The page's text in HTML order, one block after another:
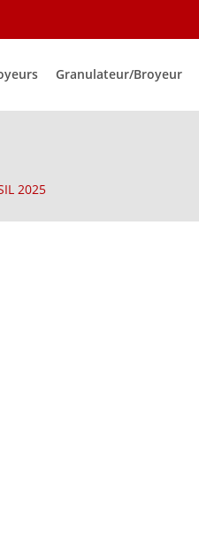
Granulateur/Broyeur
2025